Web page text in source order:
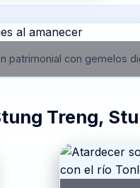
patrimonial con gemelos
Treng,